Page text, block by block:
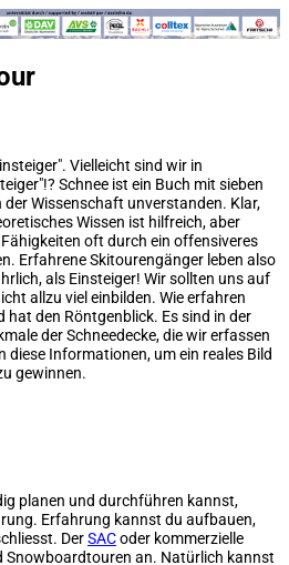
Vielleicht sind wir in
Schnee ist ein Buch mit sieben
der Wissenschaft unverstanden. Klar,
Wissen ist hilfreich, aber
oft durch ein offensiveres
Erfahrene Skitourengänger leben also
als Einsteiger! Wir sollten uns auf
allzu viel einbilden. Wie erfahren
hat den Röntgenblick. Es sind in der
der Schneedecke, die wir erfassen
diese Informationen, um ein reales Bild
gewinnen.
planen und durchführen kannst,
Erfahrung kannst du aufbauen,
DerSACoder kommerzielle
Snowboardtouren an. Natürlich kannst